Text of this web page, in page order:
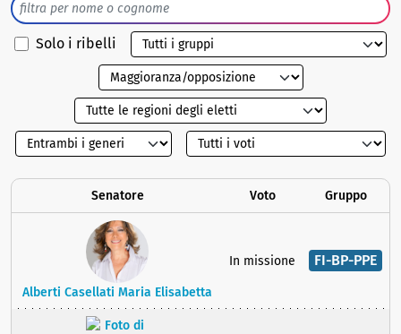
Solo i ribelli
Senatore Voto Gruppo
Alberti Casellati Maria Elisabetta
In missione FI-BP-PPE